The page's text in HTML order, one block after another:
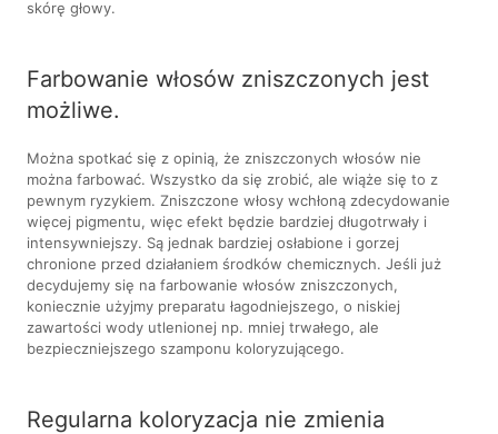
skórę głowy.
Farbowanie włosów zniszczonych jest
możliwe.
Można spotkać się z opinią, że zniszczonych włosów nie
można farbować. Wszystko da się zrobić, ale wiąże się to z
pewnym ryzykiem. Zniszczone włosy wchłoną zdecydowanie
więcej pigmentu, więc efekt będzie bardziej długotrwały i
intensywniejszy. Są jednak bardziej osłabione i gorzej
chronione przed działaniem środków chemicznych. Jeśli już
decydujemy się na farbowanie włosów zniszczonych,
koniecznie użyjmy preparatu łagodniejszego, o niskiej
zawartości wody utlenionej np. mniej trwałego, ale
bezpieczniejszego szamponu koloryzującego.
Regularna koloryzacja nie zmienia